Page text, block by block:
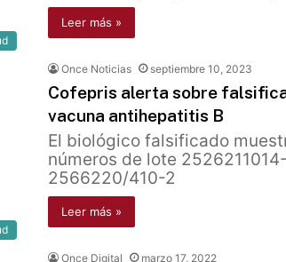
Leer más »
Once Noticias septiembre 10, 2023
Cofepris alerta sobre
vacuna antihepatitis B
El biológico falsificado
números de lote
2566220/410-2
Leer más »
Once Digital marzo 17, 2022